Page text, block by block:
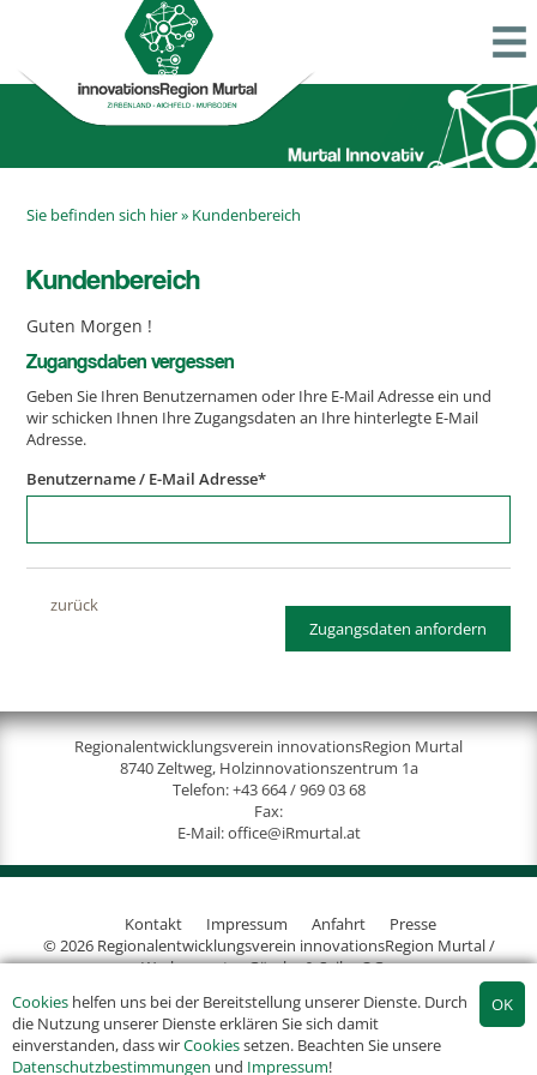
Cookies helfen uns bei der Bereitstellung unserer Dienste. Durch
die Nutzung unserer Dienste erklären Sie sich damit
einverstanden, dass wirCookiessetzen. Beachten Sie unsere
Datenschutzbestimmungen und Impressum!
Sie befinden sich hier » Kundenbereich
Kundenbereich
Guten Morgen !
Zugangsdaten vergessen
Geben Sie Ihren Benutzernamen oder Ihre E-Mail Adresse ein und
wir schicken Ihnen Ihre Zugangsdaten an Ihre hinterlegte E-Mail
Adresse.
Benutzername / E-Mail Adresse*
zurück
Zugangsdaten anfordern
Regionalentwicklungsverein innovationsRegion Murtal
8740 Zeltweg, Holzinnovationszentrum 1a
Telefon:+43 664 / 969 03 68
Fax:
E-Mail:office@iRmurtal.at
Kontakt Impressum Anfahrt
Presse
© 2026 Regionalentwicklungsverein innovationsRegion Murtal /
Werbeagentur Gössler & Sailer OG